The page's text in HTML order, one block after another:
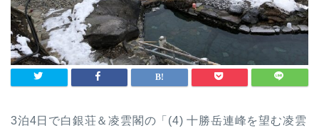
3泊4日で白銀荘＆凌雲閣の「(4) 十勝岳連峰を望む凌雲